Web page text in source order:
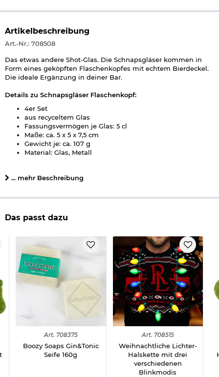
Artikelbeschreibung
Art.-Nr.: 708508
Das etwas andere Shot-Glas. Die Schnapsgläser kommen in
Form eines geköpften Flaschenkopfes mit echtem Bierdeckel.
Die ideale Ergänzung in deiner Bar.
Details zu Schnapsgläser Flaschenkopf:
4er Set
aus recyceltem Glas
Fassungsvermögen je Glas: 5 cl
Maße: ca. 5 x 5 x 7,5 cm
Gewicht je: ca. 107 g
Material: Glas, Metall
... mehr Beschreibung
Das passt dazu
Art. 708375
Boozy Soaps Gin&Tonic
Seife 160g
Art. 708515
Weihnachtliche Lichter-
Halskette mit drei
verschiedenen
Blinkmodis